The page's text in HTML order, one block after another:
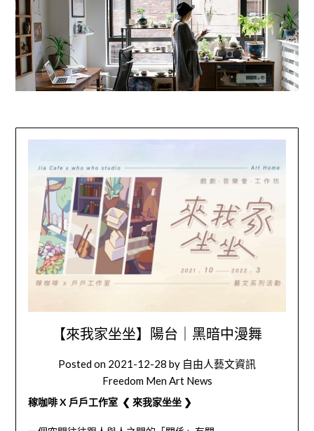
【來我家坐坐】陽台｜黑暗中漫舞
Posted on 2021-12-28 by 自由人藝文資訊
Freedom Men Art News
稼咖啡 X 戶戶工作室 ❮ 來我家坐坐 ❯